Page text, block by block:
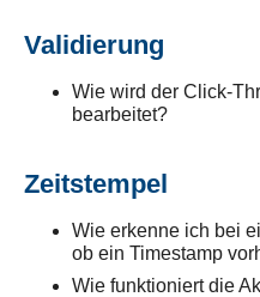
Validierung
Wie wird der Click-
bearbeitet?
Zeitstempel
Wie erkenne ich bei
ob ein Timestamp
Wie funktioniert die